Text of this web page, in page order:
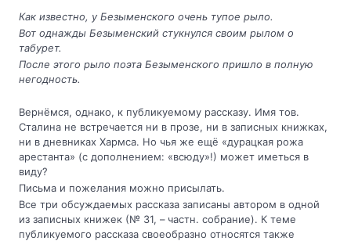
Как известно, у Безыменского очень тупое рыло.
Вот однажды Безыменский стукнулся своим рылом о
табурет.
После этого рыло поэта Безыменского пришло в полную
негодность.
Вернёмся, однако, к публикуемому рассказу. Имя тов.
Сталина не встречается ни в прозе, ни в записных книжках,
ни в дневниках Хармса. Но чья же ещё «дурацкая рожа
арестанта» (с дополнением: «всюду»!) может иметься в
виду?
Письма и пожелания можно присылать.
Все три обсуждаемых рассказа записаны автором в одной
из записных книжек (№ 31, – частн. собрание). К теме
публикуемого рассказа своеобразно относятся также